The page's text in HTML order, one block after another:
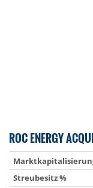
ROC ENERGY
Streubesitz %